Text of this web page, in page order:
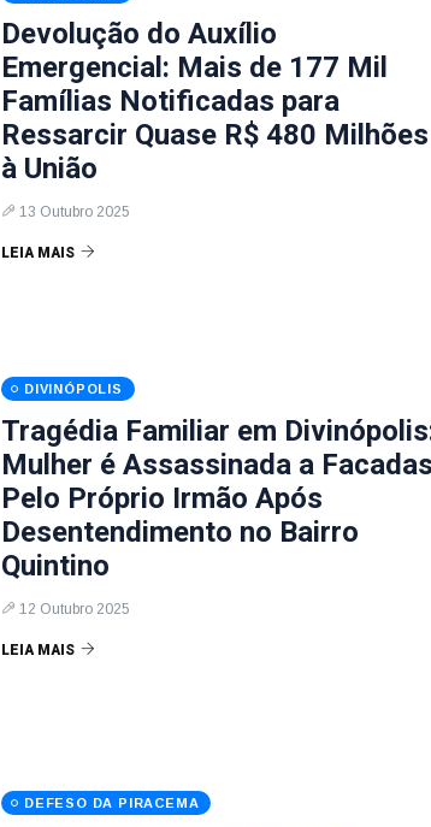
Devolução do Auxílio
Emergencial: Mais de 177 Mil
Famílias Notificadas para
Ressarcir Quase R$ 480 Milhões
à União
13 Outubro 2025
LEIA MAIS
DIVINÓPOLIS
Tragédia Familiar em
Mulher é Assassinada a Facadas
Pelo Próprio Irmão Após
Desentendimento no Bairro
Quintino
12 Outubro 2025
LEIA MAIS
DEFESO DA PIRACEMA